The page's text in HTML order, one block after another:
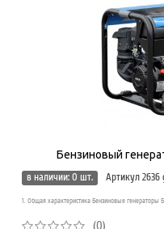
Бензиновый
в наличии: 0 шт.
Артикул 2636
1. Общая характеристика Бензиновые генераторы
(0)